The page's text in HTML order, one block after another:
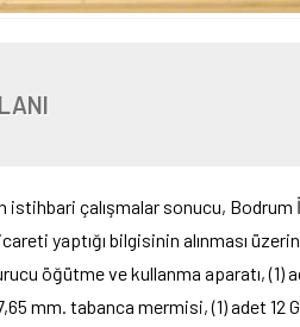
istihbari çalışmalar sonucu,
yaptığı bilgisinin alınması
öğütme ve kullanma aparatı, (1)
mm. tabanca mermisi, (1) adet 12